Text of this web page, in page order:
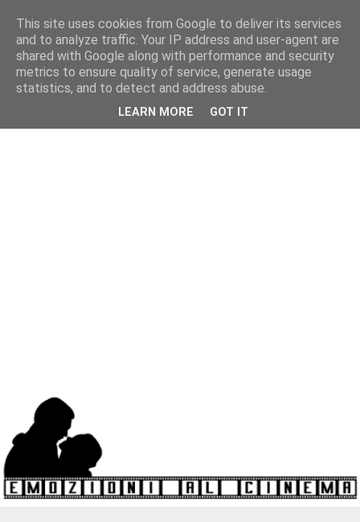
This site uses cookies from Google to deliver its services
and to analyze traffic. Your IP address and user-agent are
shared with Google along with performance and security
metrics to ensure quality of service, generate usage
statistics, and to detect and address abuse.
LEARN MORE GOT IT